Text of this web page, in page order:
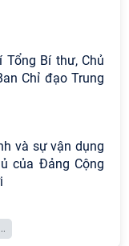
Bí thư, Chủ
Chỉ đạo Trung
và sự vận dụng
của Đảng Cộng
...